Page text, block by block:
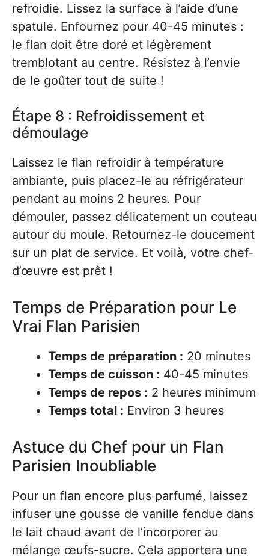
refroidie. Lissez la surface à l’aide d’une
spatule. Enfournez pour 40-45 minutes :
le flan doit être doré et légèrement
tremblotant au centre. Résistez à l’envie
de le goûter tout de suite !
Étape 8 : Refroidissement et
démoulage
Laissez le flan refroidir à température
ambiante, puis placez-le au réfrigérateur
pendant au moins 2 heures. Pour
démouler, passez délicatement un couteau
autour du moule. Retournez-le doucement
sur un plat de service. Et voilà, votre chef-
d’œuvre est prêt !
Temps de Préparation pour Le
Vrai Flan Parisien
Temps de préparation : 20 minutes
Temps de cuisson : 40-45 minutes
Temps de repos : 2 heures minimum
Temps total : Environ 3 heures
Astuce du Chef pour un Flan
Parisien Inoubliable
Pour un flan encore plus parfumé, laissez
infuser une gousse de vanille fendue dans
le lait chaud avant de l’incorporer au
mélange œufs-sucre. Cela apportera une